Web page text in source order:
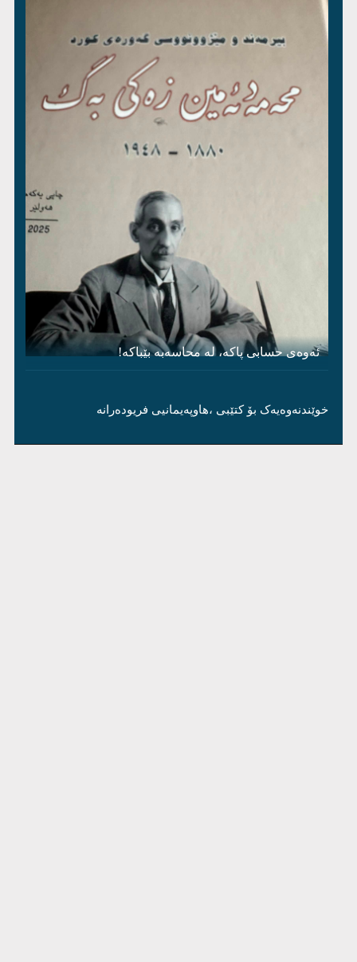
ئەوەی حسابی پاکە، لە محاسەبە بێباکە!
خوێندنەوەیەک بۆ کتێبی ،هاوپەیمانیی فریودەرانە